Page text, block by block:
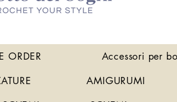
ORDER Accessori per
AMIGURUMI